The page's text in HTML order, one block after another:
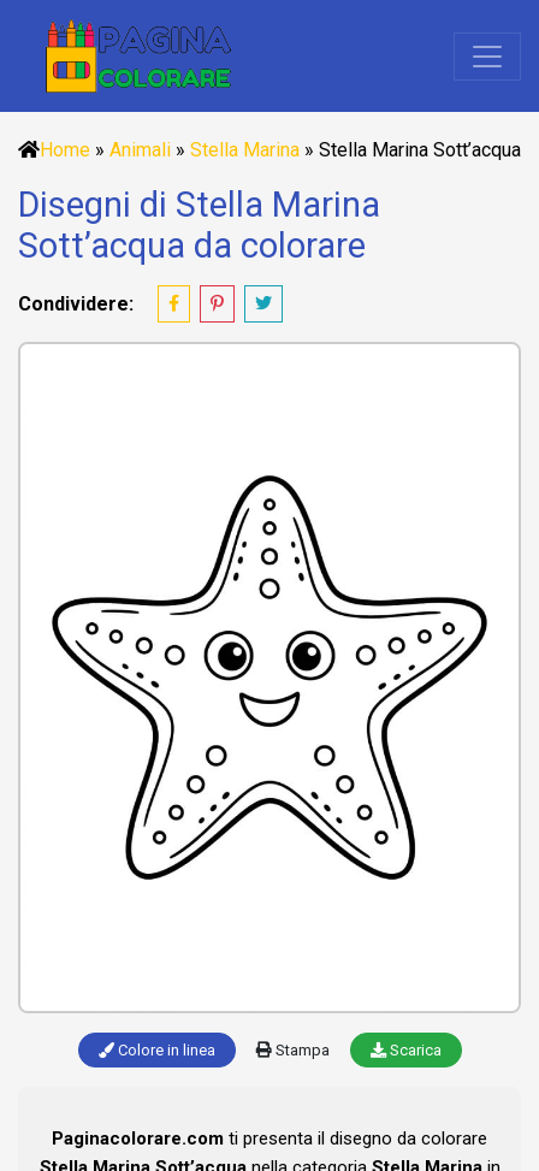
Home » Animali » Stella Marina » Stella Marina Sott’acqua
Disegni di Stella Marina
Sott’acqua da colorare
Condividere:
Colore in linea Stampa Scarica
Paginacolorare.com ti presenta il disegno da colorare